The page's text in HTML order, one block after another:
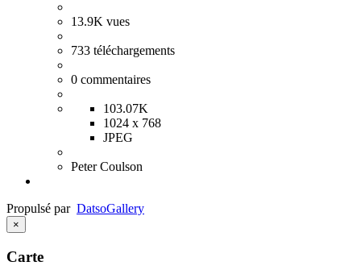
13.9K vues
733 téléchargements
0 commentaires
103.07K
1024 x 768
JPEG
Peter Coulson
Propulsé par DatsoGallery
×
Carte